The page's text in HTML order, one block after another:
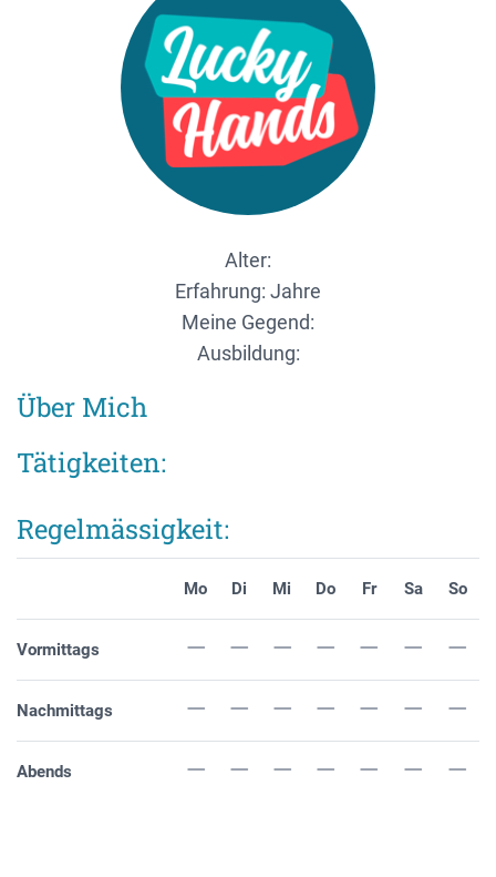
Alter:
Erfahrung: Jahre
Meine Gegend:
Ausbildung:
Über Mich
Tätigkeiten:
Regelmässigkeit:
Mo Di Mi Do Fr Sa So
Vormittags
Nachmittags
Abends